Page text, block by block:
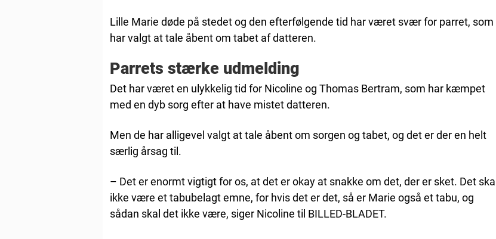
Lille Marie døde på stedet og den efterfølgende tid har været svær for parret, som
har valgt at tale åbent om tabet af datteren.
Parrets stærke udmelding
Det har været en ulykkelig tid for Nicoline og Thomas Bertram, som har kæmpet
med en dyb sorg efter at have mistet datteren.
Men de har alligevel valgt at tale åbent om sorgen og tabet, og det er der en helt
særlig årsag til.
– Det er enormt vigtigt for os, at det er okay at snakke om det, der er sket. Det skal
ikke være et tabubelagt emne, for hvis det er det, så er Marie også et tabu, og
sådan skal det ikke være, siger Nicoline til BILLED-BLADET.